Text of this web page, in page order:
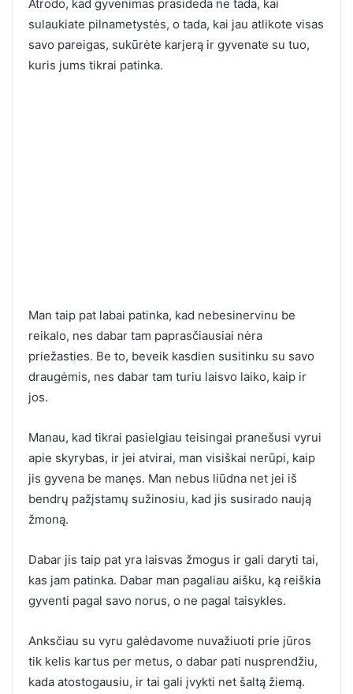
Atrodo, kad gyvenimas prasideda ne tada, kai
sulaukiate pilnametystės, o tada, kai jau atlikote visas
savo pareigas, sukūrėte karjerą ir gyvenate su tuo,
kuris jums tikrai patinka.
Man taip pat labai patinka, kad nebesinervinu be
reikalo, nes dabar tam paprasčiausiai nėra
priežasties. Be to, beveik kasdien susitinku su savo
draugėmis, nes dabar tam turiu laisvo laiko, kaip ir
jos.
Manau, kad tikrai pasielgiau teisingai pranešusi vyrui
apie skyrybas, ir jei atvirai, man visiškai nerūpi, kaip
jis gyvena be manęs. Man nebus liūdna net jei iš
bendrų pažįstamų sužinosiu, kad jis susirado naują
žmoną.
Dabar jis taip pat yra laisvas žmogus ir gali daryti tai,
kas jam patinka. Dabar man pagaliau aišku, ką reiškia
gyventi pagal savo norus, o ne pagal taisykles.
Anksčiau su vyru galėdavome nuvažiuoti prie jūros
tik kelis kartus per metus, o dabar pati nusprendžiu,
kada atostogausiu, ir tai gali įvykti net šaltą žiemą.